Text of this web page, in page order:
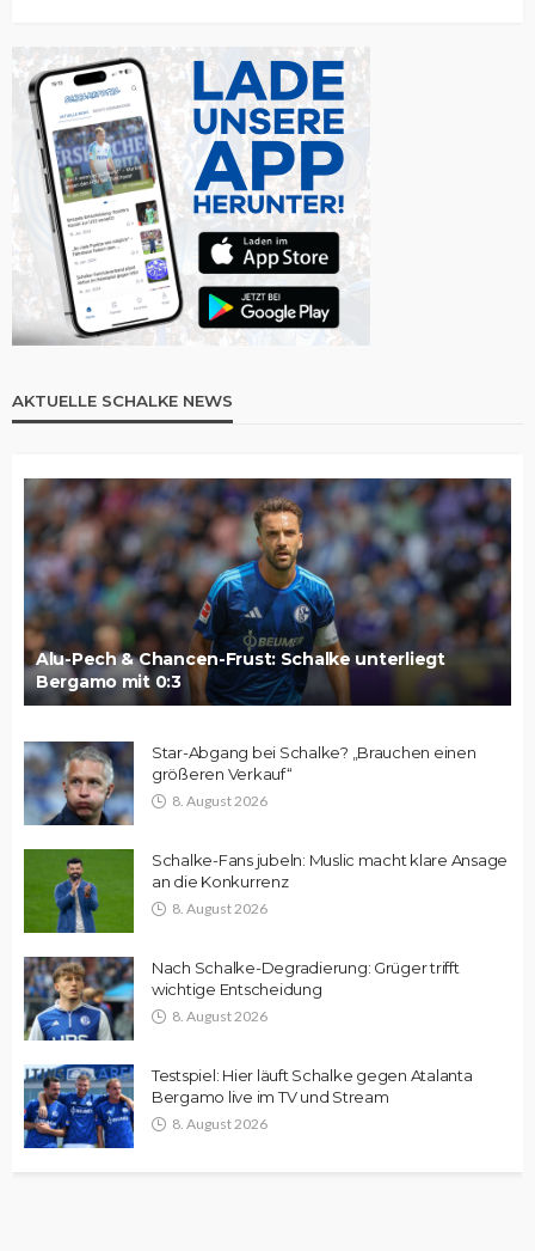
AKTUELLE SCHALKE NEWS
Alu-Pech & Chancen-Frust: Schalke unterliegt
Bergamo mit 0:3
Star-Abgang bei Schalke? „Brauchen einen
größeren Verkauf“
8. August 2026
Schalke-Fans jubeln: Muslic macht klare Ansage
an die Konkurrenz
8. August 2026
Nach Schalke-Degradierung: Grüger trifft
wichtige Entscheidung
8. August 2026
Testspiel: Hier läuft Schalke gegen Atalanta
Bergamo live im TV und Stream
8. August 2026